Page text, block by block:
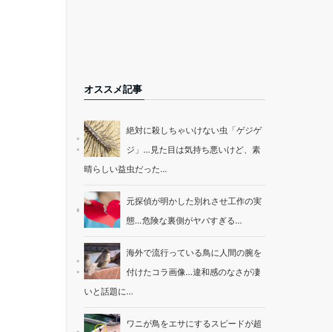
オススメ記事
絶対に殺しちゃいけない虫「ゲジゲ
ジ」…見た目は気持ち悪いけど、素
晴らしい益虫だった…
元探偵が明かした別れさせ工作の実
態…危険な裏側がヤバすぎる…
海外で流行っている鳥に人間の腕を
付けたコラ画像…違和感のなさが凄
いと話題に…
ワニが鳥をエサにするスピードが超